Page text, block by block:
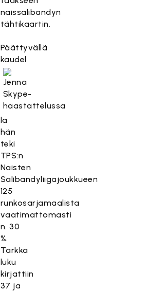
naissalibandyn
tähtikaartin.
Päättyvällä
kaudel
la
hän
teki
TPS:n
Naisten
Salibandyliigajoukkueen
125
runkosarjamaalista
vaatimattomasti
n. 30
%.
Tarkka
luku
kirjattiin
37 ja